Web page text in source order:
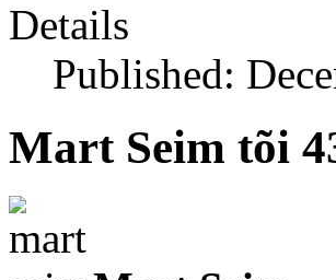
Details
Published:
Mart Seim tõi